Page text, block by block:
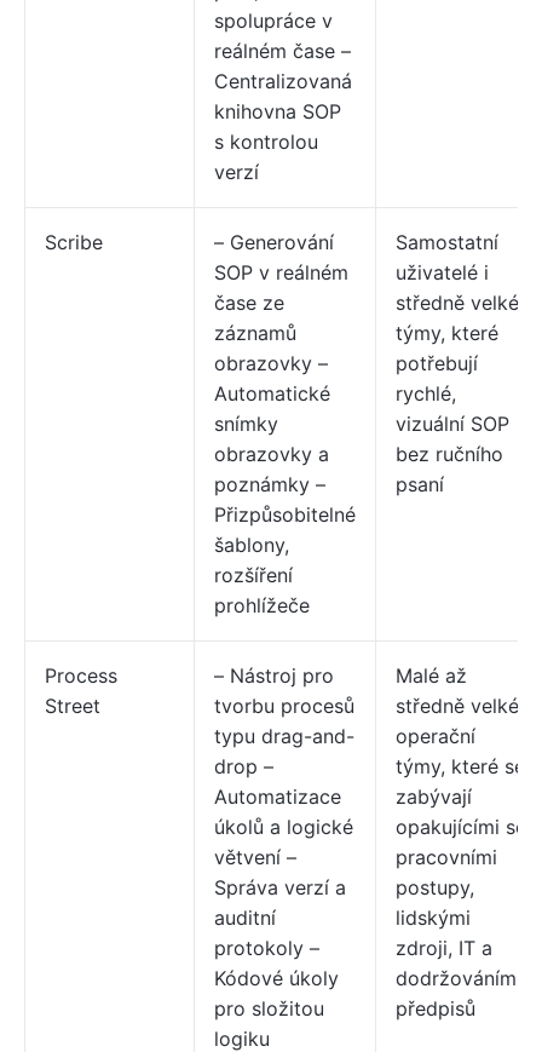
spolupráce v
reálném čase –
Centralizovaná
knihovna SOP
s kontrolou
verzí
Scribe
– Generování
SOP v reálném
čase ze
záznamů
obrazovky –
Automatické
snímky
obrazovky a
poznámky –
Přizpůsobitelné
šablony,
rozšíření
prohlížeče
Samostatní
uživatelé i
středně velké
týmy, které
potřebují
rychlé,
vizuální SOP
bez ručního
psaní
Process
Street
– Nástroj pro
tvorbu procesů
typu drag-and-
drop –
Automatizace
úkolů a logické
větvení –
Správa verzí a
auditní
protokoly –
Kódové úkoly
pro složitou
logiku
Malé až
středně velké
operační
týmy, které se
zabývají
opakujícími se
pracovními
postupy,
lidskými
zdroji, IT a
dodržováním
předpisů